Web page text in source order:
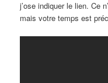
j’ose indiquer le lien. Ce
mais votre temps est